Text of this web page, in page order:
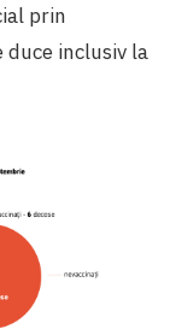
prin
duce inclusiv la